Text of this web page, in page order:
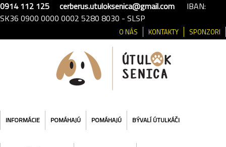
0914 112 125 cerberus.utuloksenica@gmail.com IBAN:
SK36 0900 0000 0002 5280 8030 - SLSP
SPONZORI
KONTAKTY
O NÁS
INFORMÁCIE POMÁHAJÚ POMÁHAJÚ BÝVALÍ ÚTULKÁČI